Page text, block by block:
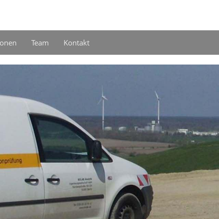
Team Kontakt